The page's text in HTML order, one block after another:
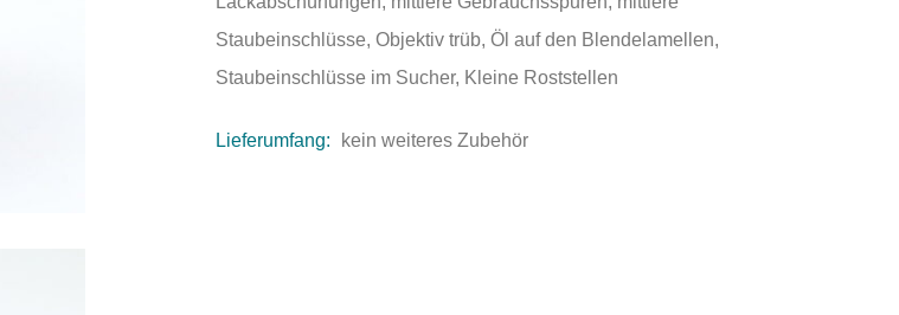
Staubeinschlüsse, Objektiv trüb, Öl auf den Blendelamellen,
Staubeinschlüsse im Sucher, Kleine Roststellen
Lieferumfang: kein weiteres Zubehör